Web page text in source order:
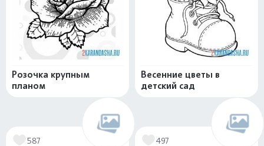
Розочка крупным
планом
Весенние цветы в
детский сад
587 497